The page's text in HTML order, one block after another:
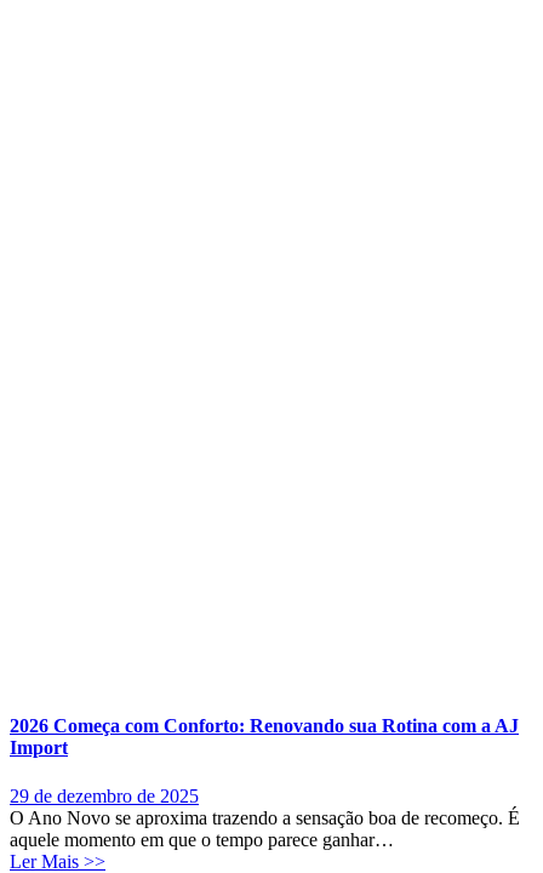
2026 Começa com Conforto: Renovando sua Rotina com a AJ
Import
29 de dezembro de 2025
O Ano Novo se aproxima trazendo a sensação boa de recomeço. É
aquele momento em que o tempo parece ganhar…
Ler Mais >>